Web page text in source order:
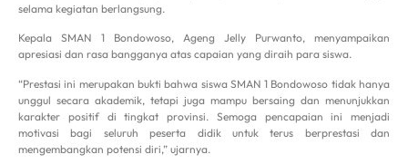
selama kegiatan berlangsung.
Kepala SMAN 1 Bondowoso, Ageng Jelly Purwanto, menyampaikan
apresiasi dan rasa bangganya atas capaian yang diraih para siswa.
“Prestasi ini merupakan bukti bahwa siswa SMAN 1 Bondowoso tidak hanya
unggul secara akademik, tetapi juga mampu bersaing dan menunjukkan
karakter positif di tingkat provinsi. Semoga pencapaian ini menjadi
motivasi bagi seluruh peserta didik untuk terus berprestasi dan
mengembangkan potensi diri,” ujarnya.